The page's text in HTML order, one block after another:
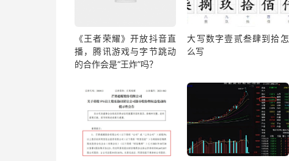
《王者荣耀》开放抖音直
播，腾讯游戏与字节跳动
的合作会是“王炸”吗？
大写数字壹贰叁肆到拾怎
么写